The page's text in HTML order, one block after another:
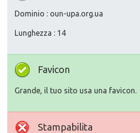
Dominio : oun-upa.org.ua
Lunghezza : 14
Favicon
Grande, il tuo sito usa una favicon.
Stampabilita